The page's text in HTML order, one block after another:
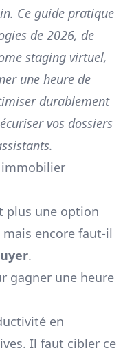
Ce guide pratique
de 2026, de
staging virtuel,
une heure de
durablement
vos dossiers
plus une option
encore faut-il
.
gagner une heure
en
Il faut cibler ce